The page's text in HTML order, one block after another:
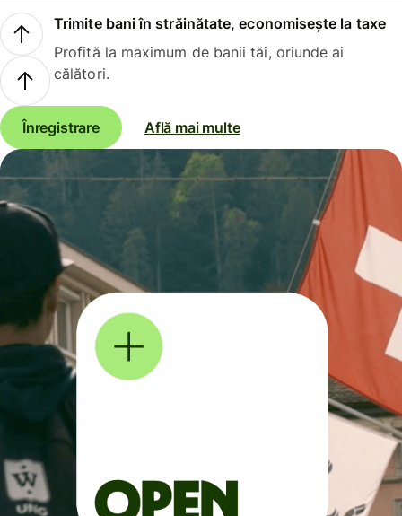
Trimite bani în străinătate, economisește la taxe
Profită la maximum de banii tăi, oriunde ai
călători.
Înregistrare Află mai multe